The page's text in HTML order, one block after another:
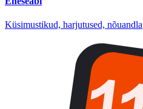
Küsimustikud, harjutused, nõuandla